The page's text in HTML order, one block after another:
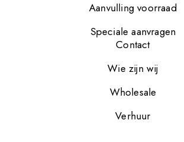
Aanvulling voorraad
Speciale aanvragen
Contact
Wie zijn wij
Wholesale
Verhuur